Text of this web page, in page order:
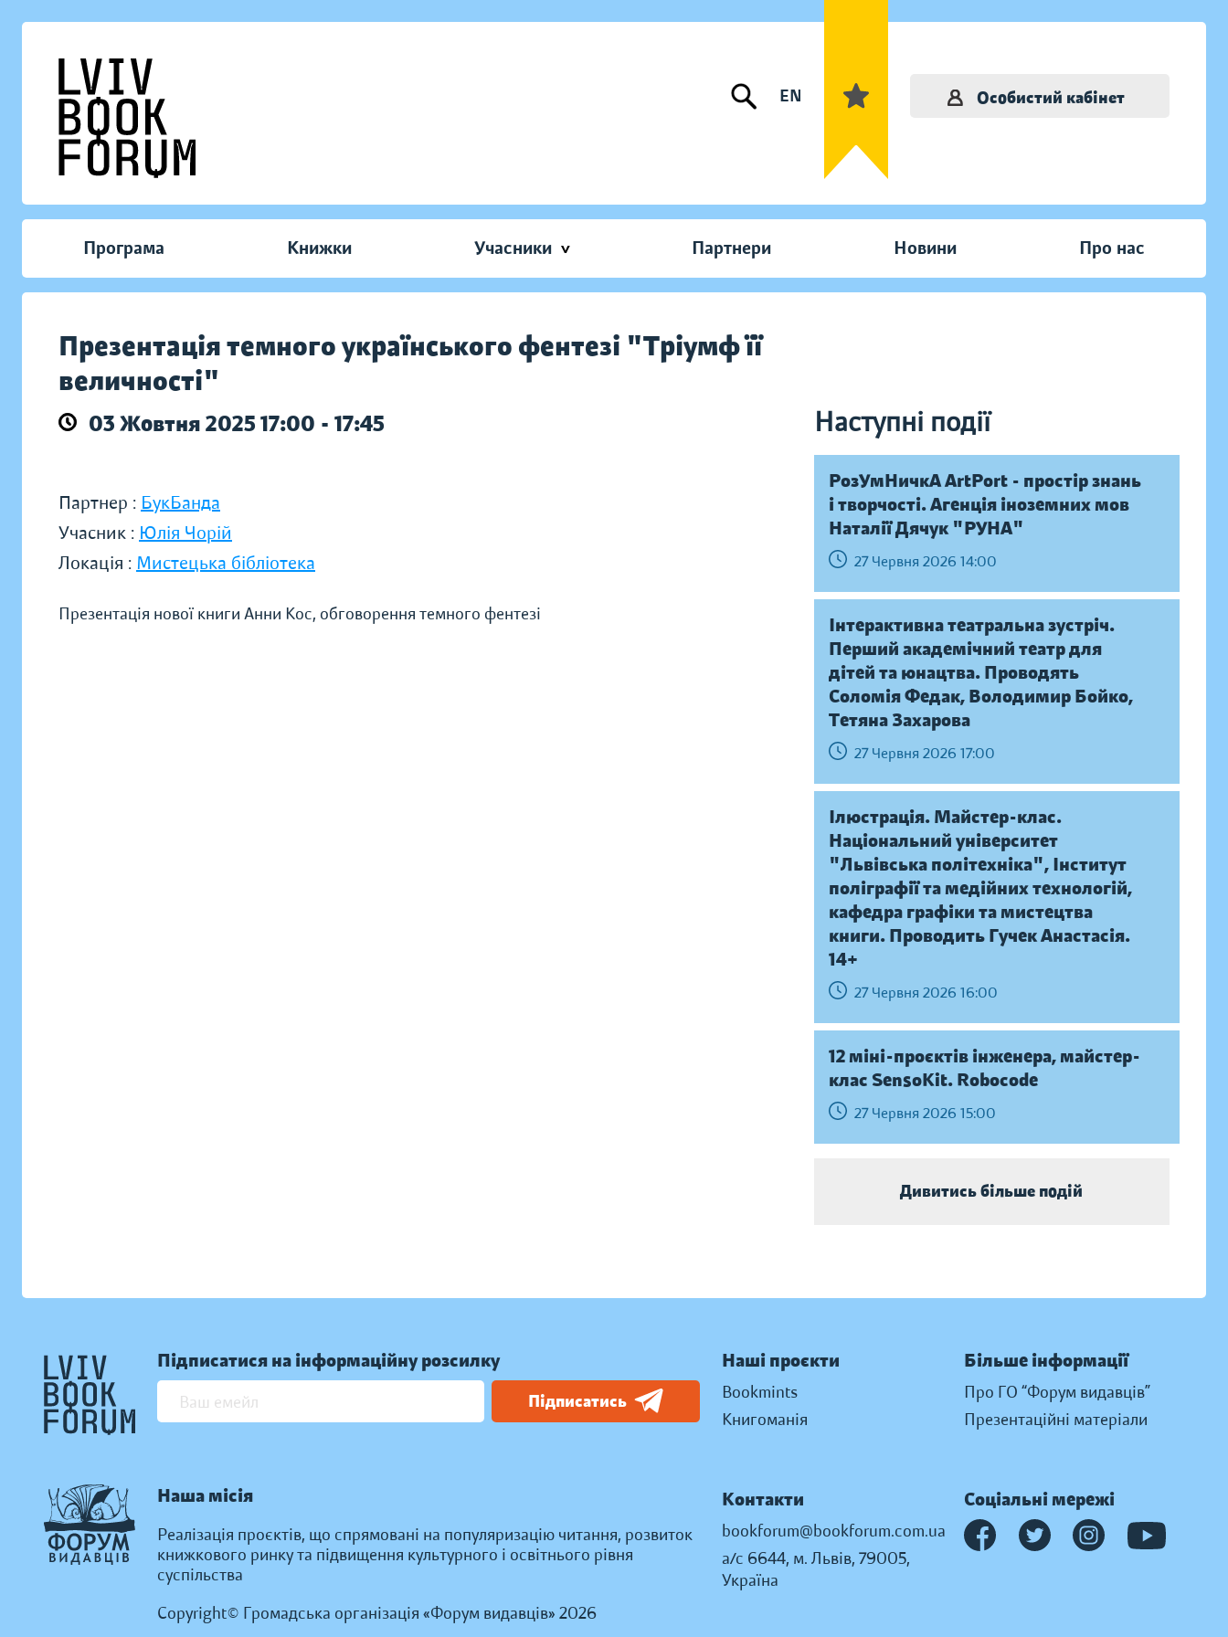
EN Особистий кабінет
Програма Книжки Учасники Партнери Новини Про нас
Презентація темного українського фентезі "Тріумф її
величності"
03 Жовтня 2025 17:00 - 17:45 Наступні події
Партнер : БукБанда
Учасник : Юлія Чорій
Локація : Мистецька бібліотека
Презентація нової книги Анни Кос, обговорення темного фентезі
РозУмНичкА ArtPort - простір знань
і творчості. Агенція іноземних мов
Наталії Дячук "РУНА"
27 Червня 2026 14:00
Інтерактивна театральна зустріч.
Перший академічний театр для
дітей та юнацтва. Проводять
Соломія Федак, Володимир Бойко,
Тетяна Захарова
27 Червня 2026 17:00
Ілюстрація. Майстер-клас.
Національний університет
"Львівська політехніка", Інститут
поліграфії та медійних технологій,
кафедра графіки та мистецтва
книги. Проводить Гучек Анастасія.
14+
27 Червня 2026 16:00
12 міні-проєктів інженера, майстер-
клас SensoKit. Robocode
27 Червня 2026 15:00
Дивитись більше подій
Підписатися на інформаційну розсилку
Підписатись
Наша місія
Реалізація проєктів, що спрямовані на популяризацію читання, розвиток
книжкового ринку та підвищення культурного і освітнього рівня
суспільства
Copyright© Громадська організація «Форум видавців» 2026
Наші проєкти
Bookmints
Книгоманія
Більше інформації
Про ГО “Форум видавців”
Презентаційні матеріали
Контакти
bookforum@bookforum.com.ua
а/с 6644, м. Львів, 79005,
Україна
Соціальні мережі